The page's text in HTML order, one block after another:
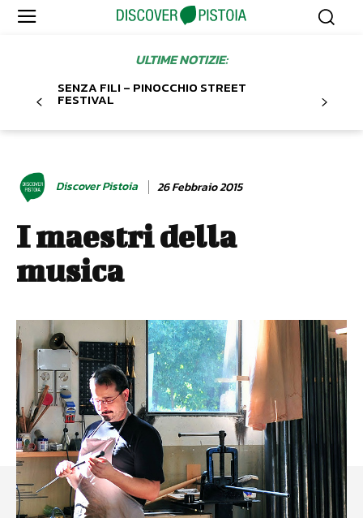
ULTIME NOTIZIE:
SENZA FILI – PINOCCHIO STREET
FESTIVAL
Discover Pistoia 26 Febbraio 2015
I maestri della
musica